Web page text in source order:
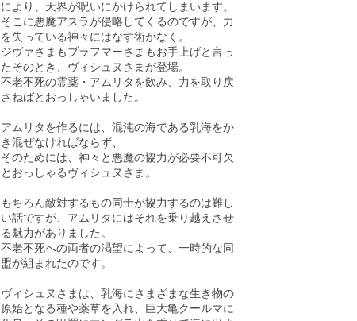
により、天界が呪いにかけられてしまいます。
そこに悪魔アスラが侵略してくるのですが、力
を失っている神々にはなす術がなく。
ジヴァさまもブラフマーさまもお手上げと言っ
たそのとき、ヴィシュヌさまが登場。
不老不死の霊薬・アムリタを飲み、力を取り戻
さねばとおっしゃいました。
アムリタを作るには、混沌の海である乳海をか
き混ぜなければならず、
そのためには、神々と悪魔の協力が必要不可欠
とおっしゃるヴィシュヌさま。
もちろん敵対するもの同士が協力するのは難し
い話ですが、アムリタにはそれを乗り越えさせ
る魅力がありました。
不老不死への両者の渇望によって、一時的な同
盟が組まれたのです。
ヴィシュヌさまは、乳海にさまざまな生き物の
原始となる種や薬草を入れ、巨大亀クールマに